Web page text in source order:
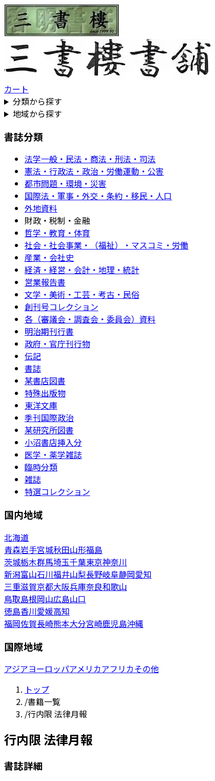
カート
分類から探す
地域から探す
書誌分類
法学一般・民法・商法・刑法・司法
憲法・行政法・政治・労働運動・公害
都市問題・環境・災害
国際法・軍事・外交・条約・移民・人口
外地資料
財政・税制・金融
哲学・教育・体育
社会・社会事業・（福祉）・マスコミ・労働
産業・会社史
経済・経営・会計・地理・統計
営業報告書
文学・美術・工芸・考古・民俗
創刊号コレクション
各（審議会・調査会・委員会）資料
明治期刊行書
政府・官庁刊行物
伝記
書誌
某書店図書
特殊出版物
東洋文庫
季刊国際政治
某研究所図書
小沼書店挿入分
医学・薬学雑誌
臨時分類
雑誌
特選コレクション
国内地域
北海道
青森岩手宮城秋田山形福島
茨城栃木群馬埼玉千葉東京神奈川
新潟富山石川福井山梨長野岐阜静岡愛知
三重滋賀京都大阪兵庫奈良和歌山
鳥取島根岡山広島山口
徳島香川愛媛高知
福岡佐賀長崎熊本大分宮崎鹿児島沖縄
国際地域
アジアヨーロッパアメリカアフリカその他
トップ
/書籍一覧
/行内限 法律月報
行内限 法律月報
書誌詳細